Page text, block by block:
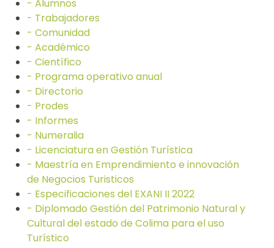
- Alumnos
- Trabajadores
- Comunidad
- Académico
- Científico
- Programa operativo anual
- Directorio
- Prodes
- Informes
- Numeralia
- Licenciatura en Gestión Turística
- Maestría en Emprendimiento e innovación
de Negocios Turisticos
- Especificaciones del EXANI II 2022
- Diplomado Gestión del Patrimonio Natural y
Cultural del estado de Colima para el uso
Turístico